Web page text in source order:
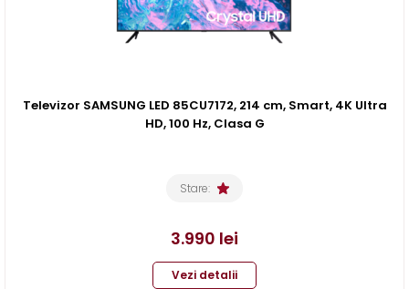
Televizor SAMSUNG LED 85CU7172, 214 cm, Smart, 4K Ultra
HD, 100 Hz, Clasa G
Stare:
3.990 lei
Vezi detalii